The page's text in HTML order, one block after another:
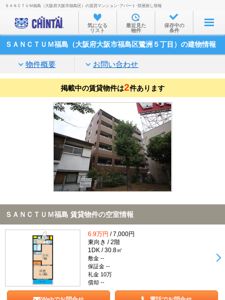
お部屋を探す
沿線・駅から
家賃相場から
通勤通学時間から
物件特集から
不動産会社から
TOP
ＳＡＮＣＴＵＭ福島（大阪府大阪市福島区）の賃貸マンション･アパート･部屋探し情報
気になる
リスト
最近見た
物件
保存中の
条件
ＳＡＮＣＴＵＭ福島（大阪府大阪市福島区鷺洲５丁目）の建物情報
物件概要 お問い合わせ
掲載中の賃貸物件は2件あります
ＳＡＮＣＴＵＭ福島 賃貸物件の空室情報
6.9万円 / 7,000円
東向き / 2階
1DK / 30.8㎡
敷金 --
保証金 --
礼金 10万
償却 --